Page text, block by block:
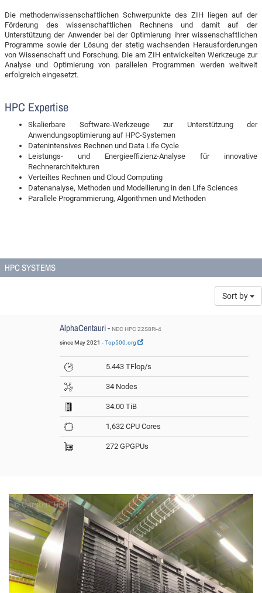
Die methodenwissenschaftlichen Schwerpunkte des ZIH liegen auf der
Förderung des wissenschaftlichen Rechnens und damit auf der
Unterstützung der Anwender bei der Optimierung ihrer wissenschaftlichen
Programme sowie der Lösung der stetig wachsenden Herausforderungen
von Wissenschaft und Forschung. Die am ZIH entwickelten Werkzeuge zur
Analyse und Optimierung von parallelen Programmen werden weltweit
erfolgreich eingesetzt.
HPC Expertise
Skalierbare Software-Werkzeuge zur Unterstützung der
Anwendungsoptimierung auf HPC-Systemen
Datenintensives Rechnen und Data Life Cycle
Leistungs- und Energieeffizienz-Analyse für innovative
Rechnerarchitekturen
Verteiltes Rechnen und Cloud Computing
Datenanalyse, Methoden und Modellierung in den Life Sciences
Parallele Programmierung, Algorithmen und Methoden
HPC SYSTEMS
Sort by
AlphaCentauri - NEC HPC 22S8Ri-4
since May 2021 -Top500.org
5.443 TFlop/s
34 Nodes
34.00 TiB
1,632 CPU Cores
272 GPGPUs
© Carsten Tiede